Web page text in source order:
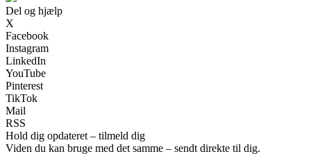
Del og hjælp
X
Facebook
Instagram
LinkedIn
YouTube
Pinterest
TikTok
Mail
RSS
Hold dig opdateret – tilmeld dig
Viden du kan bruge med det samme – sendt direkte til dig.